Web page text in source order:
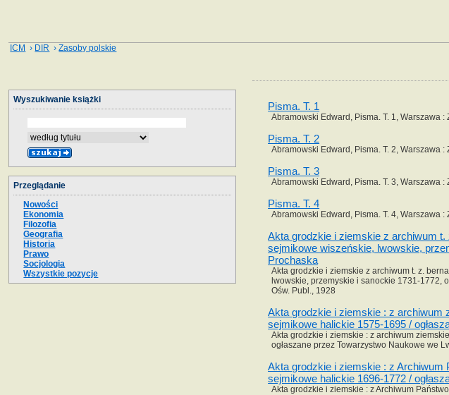
ICM › DIR ›Zasoby polskie
Pisma. T. 1
Abramowski Edward, Pisma. T. 1, Warszawa
Pisma. T. 2
Abramowski Edward, Pisma. T. 2, Warszawa
Pisma. T. 3
Abramowski Edward, Pisma. T. 3, Warszawa
Pisma. T. 4
Abramowski Edward, Pisma. T. 4, Warszawa
Akta grodzkie i ziemskie z archiwum
sejmikowe wiszeńskie, lwowskie,
Prochaska
Akta grodzkie i ziemskie z archiwum t. z.
lwowskie, przemyskie i sanockie 1731-1772,
Ośw. Publ., 1928
Akta grodzkie i ziemskie : z archiwum
sejmikowe halickie 1575-1695 /
Akta grodzkie i ziemskie : z archiwum
ogłaszane przez Towarzystwo Naukowe we
Akta grodzkie i ziemskie : z Archiwum
sejmikowe halickie 1696-1772 /
Akta grodzkie i ziemskie : z Archiwum
Wyszukiwanie książki
Przeglądanie
Nowości
Ekonomia
Filozofia
Geografia
Historia
Prawo
Socjologia
Wszystkie pozycje